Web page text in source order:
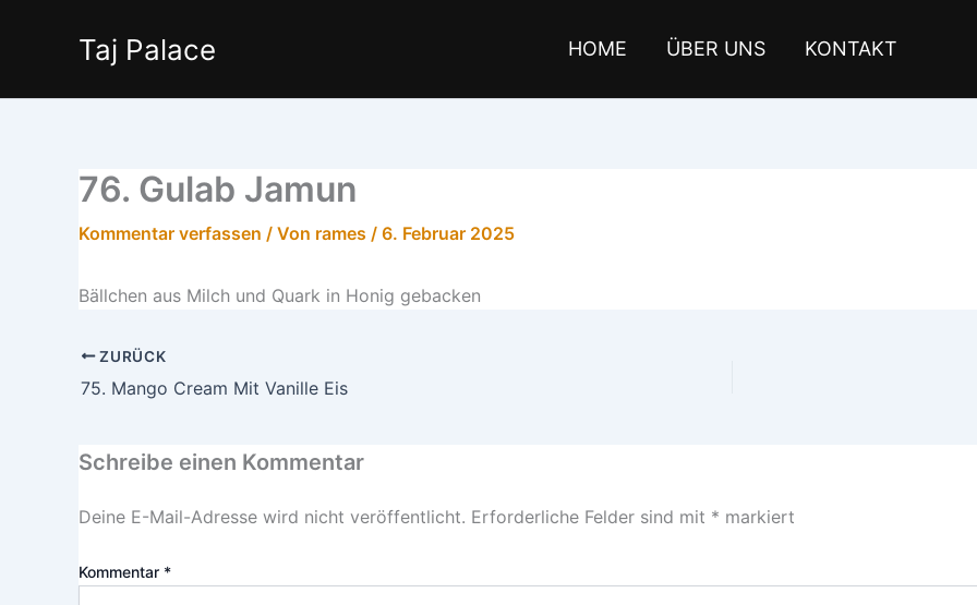
Taj Palace HOME ÜBER UNS KONTAKT
76. Gulab Jamun
Kommentar verfassen / Von rames / 6. Februar 2025
Bällchen aus Milch und Quark in Honig gebacken
ZURÜCK
75. Mango Cream Mit Vanille Eis
Schreibe einen Kommentar
Deine E-Mail-Adresse wird nicht veröffentlicht. Erforderliche Felder sind mit * markiert
Kommentar *